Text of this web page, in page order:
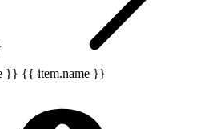
}} {{ item.name }}